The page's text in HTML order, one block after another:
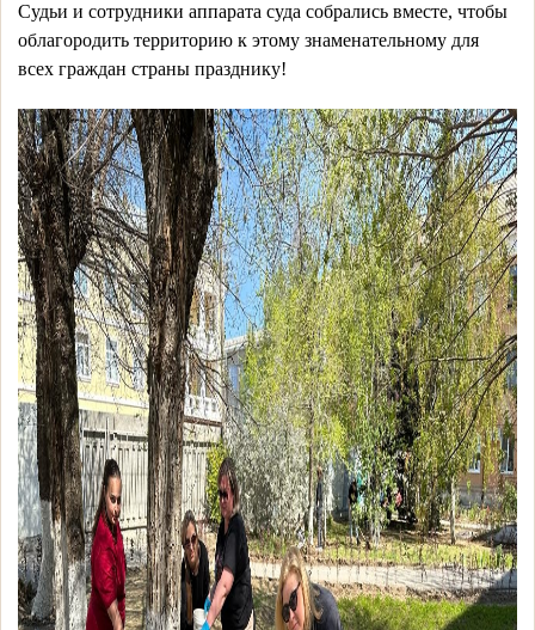
Судьи и сотрудники аппарата суда собрались вместе, чтобы
облагородить территорию к этому знаменательному для
всех граждан страны празднику!